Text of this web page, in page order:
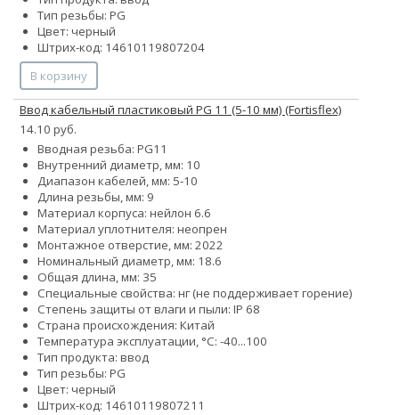
Тип резьбы: PG
Цвет: черный
Штрих-код: 14610119807204
В корзину
Ввод кабельный пластиковый PG 11 (5-10 мм) (Fortisflex)
14.10 руб.
Вводная резьба: PG11
Внутренний диаметр, мм: 10
Диапазон кабелей, мм: 5-10
Длина резьбы, мм: 9
Материал корпуса: нейлон 6.6
Материал уплотнителя: неопрен
Монтажное отверстие, мм: 2022
Номинальный диаметр, мм: 18.6
Общая длина, мм: 35
Специальные свойства: нг (не поддерживает горение)
Степень защиты от влаги и пыли: IP 68
Страна происхождения: Китай
Температура эксплуатации, °С: -40...100
Тип продукта: ввод
Тип резьбы: PG
Цвет: черный
Штрих-код: 14610119807211